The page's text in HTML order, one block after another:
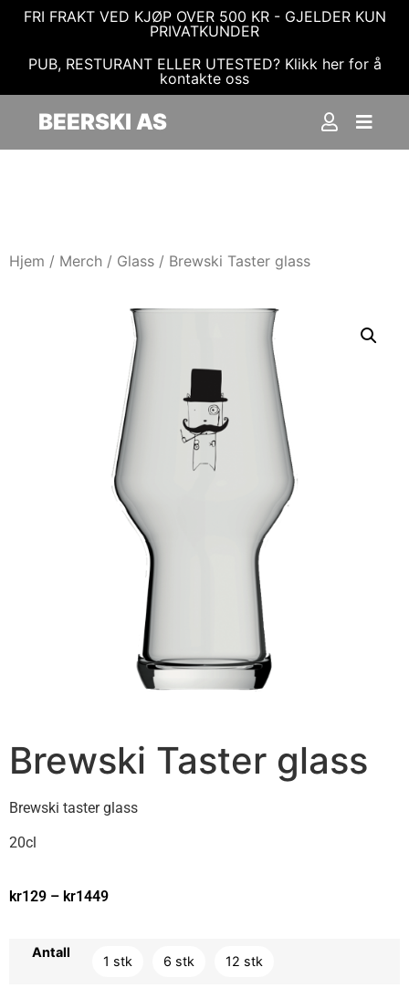
FRI FRAKT VED KJØP OVER 500 KR - GJELDER KUN
PRIVATKUNDER
PUB, RESTURANT ELLER UTESTED? Klikk her for å
kontakte oss
BEERSKI AS
Hjem / Merch / Glass / Brewski Taster glass
Brewski Taster glass
Brewski taster glass
20cl
kr129 – kr1449
Antall
1 stk 6 stk 12 stk